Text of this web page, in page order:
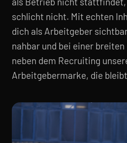
schlicht nicht. Mit echten
dich als Arbeitgeber
nahbar und bei einer breiten
neben dem Recruiting
Arbeitgebermarke, die